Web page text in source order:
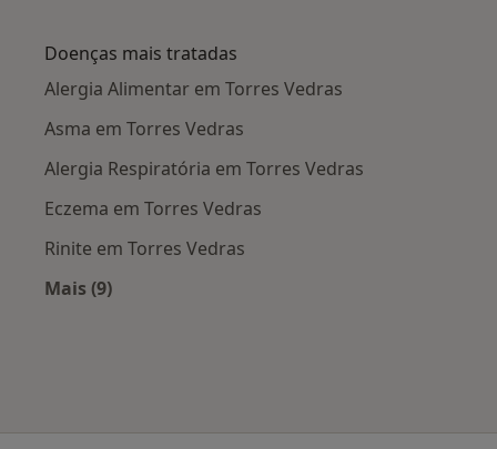
Doenças mais tratadas
Alergia Alimentar em Torres Vedras
Asma em Torres Vedras
Alergia Respiratória em Torres Vedras
Eczema em Torres Vedras
Rinite em Torres Vedras
Mais (9)